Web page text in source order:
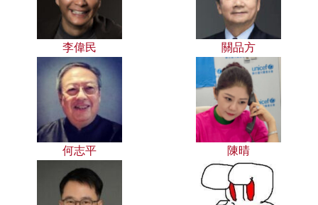
李偉民 關品方
何志平 陳晴